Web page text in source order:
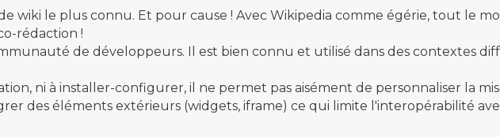
wiki le plus connu. Et pour cause ! Avec Wikipedia comme égérie, tout le
rédaction !
de développeurs. Il est bien connu et utilisé dans des contextes
ni à installer-configurer, il ne permet pas aisément de personnaliser la
des éléments extérieurs (widgets, iframe) ce qui limite l'interopérabilité